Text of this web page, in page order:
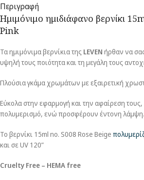
Περιγραφή
Ημιμόνιμο ημιδιάφανο βερνίκι
Pink
Τα ημιμόνιμα βερνίκια της LEVEN ήρθαν να
υψηλή τους ποιότητα και τη μεγάλη τους
Πλούσια γκάμα χρωμάτων με εξαιρετική
Εύκολα στην εφαρμογή και την αφαίρεση
πολυμερισμό, ενώ προσφέρουν έντονη λάμψη.
To βερνίκι 15ml no. S008 Rose Beige
και σε UV 120”
Cruelty Free – HEMA free